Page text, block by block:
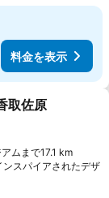
料金を表示
加
取佐原
ムまで17.1 km
スパイアされたデザ